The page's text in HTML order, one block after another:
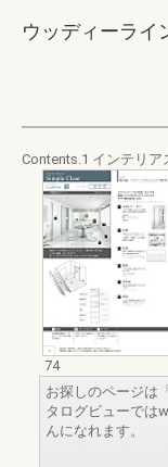
ウッディーライ
Contents.1 インテリア
74
お探しのページは
タログビューでは
んになれます。